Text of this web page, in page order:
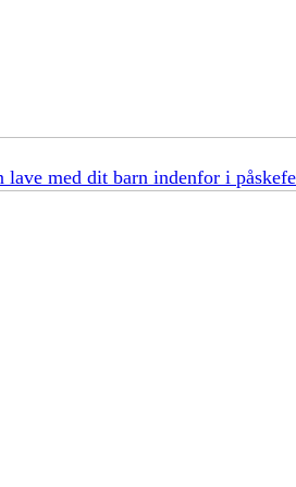
lave med dit barn indenfor i